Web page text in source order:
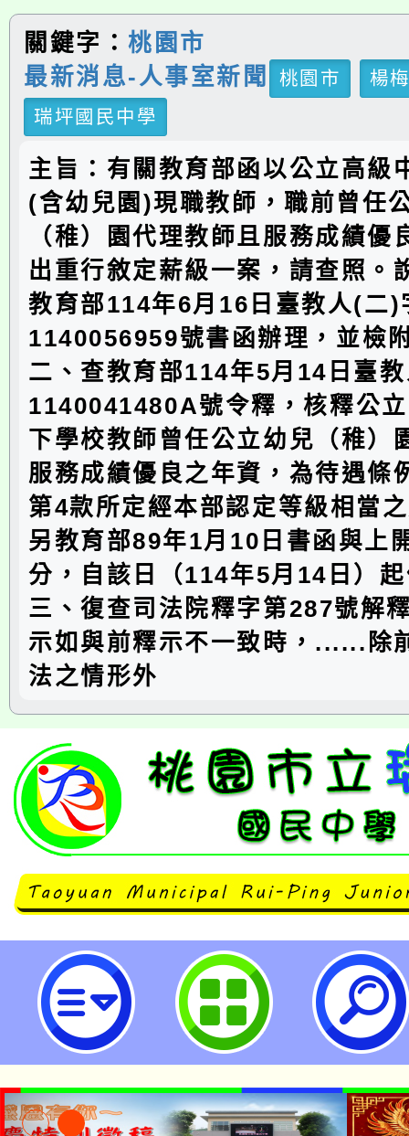
關鍵字：桃園市
最新消息-人事室新聞
桃園市
楊
瑞坪國民中學
主旨：有關教育部函以公立高級
(含幼兒園)現職教師，職前曾任
（稚）園代理教師且服務成績優
出重行敘定薪級一案，請查照。
教育部114年6月16日臺教人(二)
1140056959號書函辦理，並檢
二、查教育部114年5月14日臺
1140041480A號令釋，核釋公
下學校教師曾任公立幼兒（稚）
服務成績優良之年資，為待遇條
第4款所定經本部認定等級相當
另教育部89年1月10日書函與上
分，自該日（114年5月14日）
三、復查司法院釋字第287號解
示如與前釋示不一致時，......除
法之情形外
neilrpjhstyc網站設計者：徐嘉